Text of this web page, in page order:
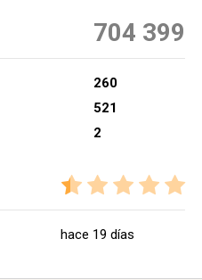
704 399
260
521
2
hace 19 días